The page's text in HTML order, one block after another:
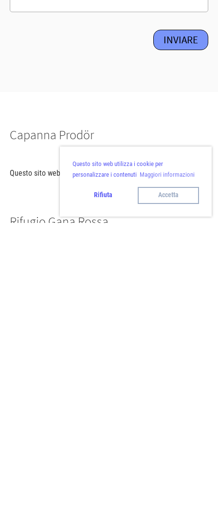
Questo sito web utilizza i cookie per
personalizzare i contenuti Maggiori informazioni
Rifiuta Accetta
Capanna Prodör
Questo sito web utilizza i cookie per personalizzare i contenuti
Rifugio Gana Rossa